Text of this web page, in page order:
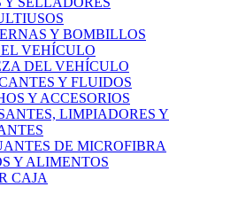
Y BOMBILLOS
VEHÍCULO
DEL VEHÍCULO
Y FLUIDOS
Y ACCESORIOS
LIMPIADORES Y
DE MICROFIBRA
Y ALIMENTOS
CAJA